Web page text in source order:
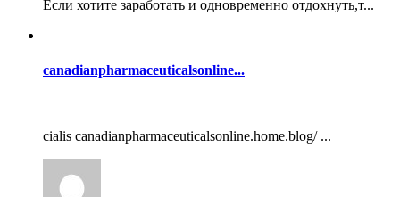
Если хотите заработать и одновременно отдохнуть,т...
canadianpharmaceuticalsonline...
cialis canadianpharmaceuticalsonline.home.blog/ ...